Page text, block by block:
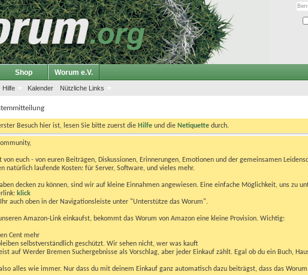
Hilfe Kalender Nützliche Links
Shop Worum e.V.
Besuch hier ist, lesen Sie bitte zuerst die Hilfe und die Netiquette durch.
von euch - von euren Beiträgen, Diskussionen, Erinnerungen, Emotionen und der gemeinsamen
natürlich laufende Kosten: für Server, Software, und vieles mehr.
decken zu können, sind wir auf kleine Einnahmen angewiesen. Eine einfache Möglichkeit, uns zu
klick
Ihr auch oben in der Navigationsleiste unter "Unterstütze das Worum".
Amazon-Link einkaufst, bekommt das Worum von Amazon eine kleine Provision. Wichtig:
Cent mehr
selbstverständlich geschützt. Wir sehen nicht, wer was kauft
auf Werder Bremen Suchergebnisse als Vorschlag, aber jeder Einkauf zählt. Egal ob du ein Buch,
alles wie immer. Nur dass du mit deinem Einkauf ganz automatisch dazu beiträgst, dass das